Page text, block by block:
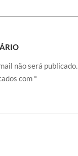
não será publicado.
com *